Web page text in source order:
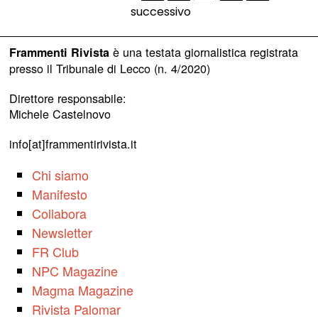
successivo
Frammenti Rivistaè una testata giornalistica registrata
presso il Tribunale di Lecco (n. 4/2020)
Direttore responsabile:
Michele Castelnovo
info[at]frammentirivista.it
Chi siamo
Manifesto
Collabora
Newsletter
FR Club
NPC Magazine
Magma Magazine
Rivista Palomar